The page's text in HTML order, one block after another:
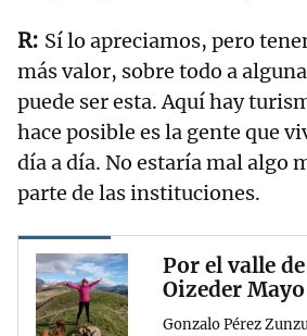
Sí lo apreciamos, pero
más valor, sobre todo a
puede ser esta. Aquí hay
hace posible es la gente que
día a día. No estaría mal algo
parte de las instituciones.
Por el valle
Oizeder Mayo
Gonzalo Pérez